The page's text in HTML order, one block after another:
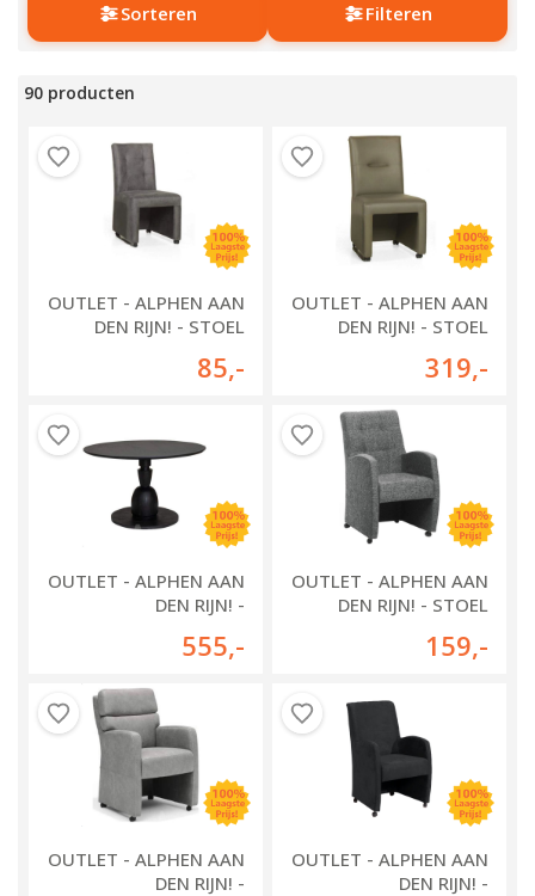
Sorteren Filteren
90 producten
OUTLET - ALPHEN AAN
DEN RIJN! - STOEL
85,-
OUTLET - ALPHEN AAN
DEN RIJN! - STOEL
319,-
OUTLET - ALPHEN AAN
DEN RIJN! -
BRUNELLO
555,-
OUTLET - ALPHEN AAN
DEN RIJN! - STOEL
159,-
OUTLET - ALPHEN AAN
DEN RIJN! -
OUTLET - ALPHEN AAN
DEN RIJN! -